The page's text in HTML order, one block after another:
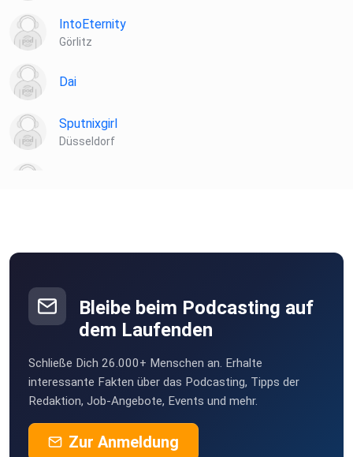
IntoEternity
Görlitz
Dai
Sputnixgirl
Düsseldorf
Bleibe beim Podcasting auf
dem Laufenden
Schließe Dich 26.000+ Menschen an. Erhalte
interessante Fakten über das Podcasting, Tipps der
Redaktion, Job-Angebote, Events und mehr.
Zur Anmeldung